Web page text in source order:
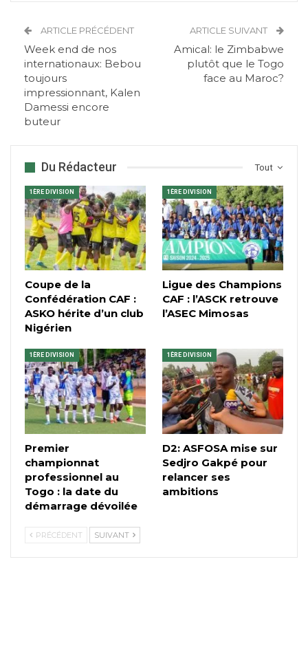
ARTICLE PRÉCÉDENT
Week end de nos
internationaux: Bebou
toujours
impressionnant, Kalen
Damessi encore
buteur
ARTICLE SUIVANT
Amical: le Zimbabwe
plutôt que le Togo
face au Maroc?
Tout
Du Rédacteur
1ÈRE DIVISION
Coupe de la
Confédération CAF :
ASKO hérite d’un club
Nigérien
1ÈRE DIVISION
Ligue des Champions
CAF : l’ASCK retrouve
l’ASEC Mimosas
1ÈRE DIVISION
Premier
championnat
professionnel au
Togo : la date du
démarrage dévoilée
1ÈRE DIVISION
D2: ASFOSA mise sur
Sedjro Gakpé pour
relancer ses
ambitions
PRÉCÉDENT SUIVANT